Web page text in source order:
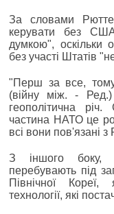
За словами
керувати без
думкою", оскільки
без участі Штатів
"Перш за все,
(війну між. - Ред.)
геополітична
частина НАТО це
всі вони пов'язані
З іншого боку,
перебувають під
Північної
технології, які